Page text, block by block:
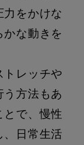
力をかけな
な動きを
トレッチや
う方法もあ
とで、慢性
、日常生活